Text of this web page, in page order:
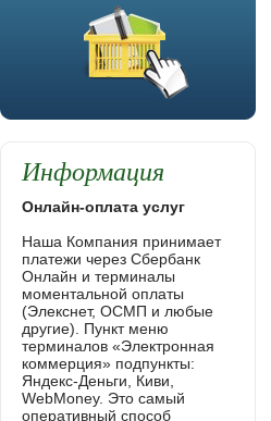
Информация
Онлайн-оплата услуг
Наша Компания принимает
платежи через Сбербанк
Онлайн и терминалы
моментальной оплаты
(Элекснет, ОСМП и любые
другие). Пункт меню
терминалов «Электронная
коммерция» подпункты:
Яндекс-Деньги, Киви,
WebMoney. Это самый
оперативный способ